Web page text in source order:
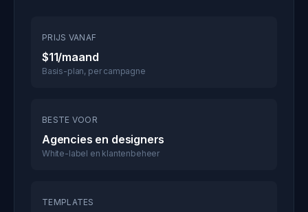
PRIJS VANAF
$11/maand
Basis-plan, per campagne
BESTE VOOR
Agencies en designers
White-label en klantenbeheer
TEMPLATES